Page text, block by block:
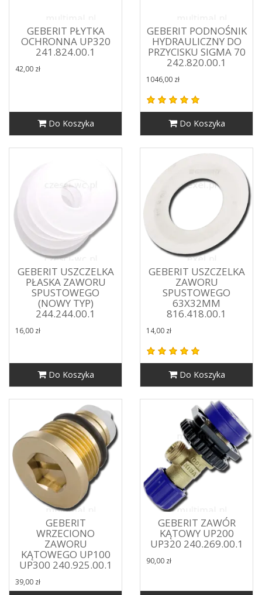
GEBERIT PŁYTKA
OCHRONNA UP320
241.824.00.1
42,00 zł
Do Koszyka
GEBERIT PODNOŚNIK
HYDRAULICZNY DO
PRZYCISKU SIGMA 70
242.820.00.1
1046,00 zł
Do Koszyka
GEBERIT USZCZELKA
PŁASKA ZAWORU
SPUSTOWEGO
(NOWY TYP)
244.244.00.1
16,00 zł
Do Koszyka
GEBERIT USZCZELKA
ZAWORU
SPUSTOWEGO
63X32MM
816.418.00.1
14,00 zł
Do Koszyka
GEBERIT
WRZECIONO
ZAWORU
KĄTOWEGO UP100
UP300 240.925.00.1
39,00 zł
GEBERIT ZAWÓR
KĄTOWY UP200
UP320 240.269.00.1
90,00 zł